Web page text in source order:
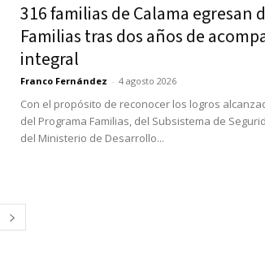
316 familias de Calama egresan
Familias tras dos años de
integral
Franco Fernández - 4 agosto 2026
Con el propósito de reconocer los logros
del Programa Familias, del Subsistema de
del Ministerio de Desarrollo...